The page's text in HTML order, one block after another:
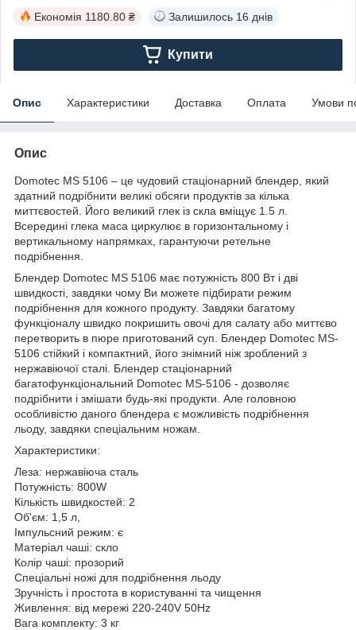
Економія 1180.80 ₴ Залишилось 16 днів
Купити
Опис Характеристики Доставка Оплата Умови
Опис
Domotec MS 5106 – це чудовий стаціонарний блендер, який
здатний подрібнити великі обсяги продуктів за кілька
миттєвостей. Його великий глек із скла вміщує 1.5 л.
Всередині глека маса циркулює в горизонтальному і
вертикальному напрямках, гарантуючи ретельне
подрібнення.
Блендер Domotec MS 5106 має потужність 800 Вт і дві
швидкості, завдяки чому Ви можете підбирати режим
подрібнення для кожного продукту. Завдяки багатому
функціоналу швидко покришить овочі для салату або миттєво
перетворить в пюре приготований суп. Блендер Domotec MS-
5106 стійкий і компактний, його знімний ніж зроблений з
нержавіючої сталі. Блендер стаціонарний
багатофункціональний Domotec MS-5106 - дозволяє
подрібнити і змішати будь-які продукти. Але головною
особливістю даного блендера є можливість подрібнення
льоду, завдяки спеціальним ножам.
Характеристики:
Леза: нержавіюча сталь
Потужність: 800W
Кількість швидкостей: 2
Об'єм: 1,5 л,
Імпульсний режим: є
Матеріал чаші: скло
Колір чаші: прозорий
Спеціальні ножі для подрібнення льоду
Зручність і простота в користуванні та чищення
Живлення: від мережі 220-240V 50Hz
Вага комплекту: 3 кг